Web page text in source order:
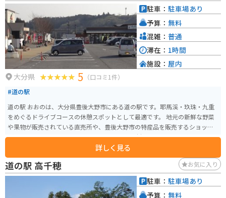
け噴水「ウォーターパール」も見られます。また、季節によっては「七夕ま
つり」や「クリスマスファンタジー」など、美しく幻想的な空間を楽しめま
す。トンネル上部には、このトンネルに関する詳細な説明をする「湧水館」
も併設されています。 熊本県阿蘇はとても暑いのですが、ここのトンネル内
は外の外気温が35度以上でも、寒いくらいに涼しいです。
大分県 5 （口コミ1件）
#道の駅
道の駅 おおのは、大分県豊後大野市にある道の駅です。耶馬渓・玖珠・九重
をめぐるドライブコースの休憩スポットとして最適です。 地元の新鮮な野菜
や果物が販売されている直売所や、豊後大野市の特産品を販売するショップ
があります。 また、レストランでは、地元の食材を使った料理を楽しむこと
ができます。おおの黒豚や原木しいたけなど、豊後大野市ならではの味が堪能
できます。 バイクで訪れる場合、道の駅には広い駐車場が完備されているの
で安心です。ツーリングの休憩地点として、ぜひ立ち寄ってみてください。道
の駅の周辺には、雄大な自然が広がっており、耶馬渓や九重連山など、景勝
詳しく見る
駐車： 駐車場あり
予算： 無料
混雑： 普通
滞在： 1時間
施設： 屋内
道の駅 高千穂 お気に入り
駐車： 駐車場あり
予算： 無料